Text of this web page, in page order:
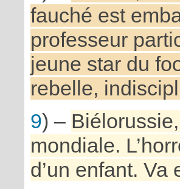
fauché est
professeur
jeune star du
rebelle,
9) –
mondiale.
d’un enfant. Va